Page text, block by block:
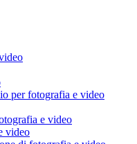
per fotografia e video
e video
video